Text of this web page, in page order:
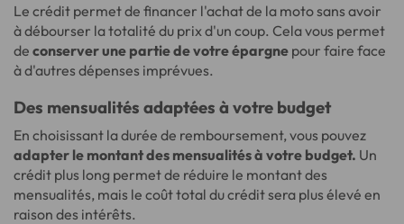
Le crédit permet de financer l'achat de la moto sans avoir
à débourser la totalité du prix d'un coup. Cela vous permet
de conserver une partie de votre épargne pour faire face
à d'autres dépenses imprévues.
Des mensualités adaptées à votre budget
En choisissant la durée de remboursement, vous pouvez
adapter le montant des mensualités à votre budget. Un
crédit plus long permet de réduire le montant des
mensualités, mais le coût total du crédit sera plus élevé en
raison des intérêts.